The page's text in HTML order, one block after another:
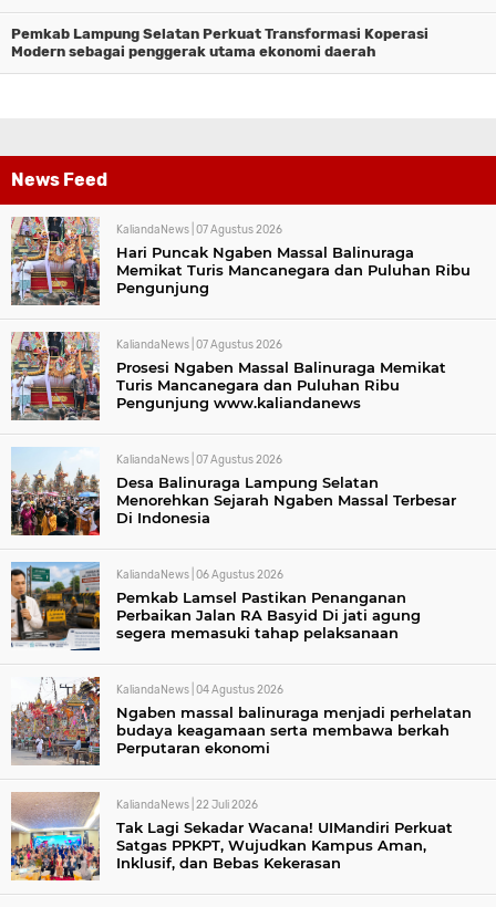
Pemkab Lampung Selatan Perkuat Transformasi Koperasi
Modern sebagai penggerak utama ekonomi daerah
News Feed
KaliandaNews | 07 Agustus 2026
Hari Puncak Ngaben Massal Balinuraga
Memikat Turis Mancanegara dan Puluhan Ribu
Pengunjung
KaliandaNews | 07 Agustus 2026
Prosesi Ngaben Massal Balinuraga Memikat
Turis Mancanegara dan Puluhan Ribu
Pengunjung www.kaliandanews
KaliandaNews | 07 Agustus 2026
Desa Balinuraga Lampung Selatan
Menorehkan Sejarah Ngaben Massal Terbesar
Di Indonesia
KaliandaNews | 06 Agustus 2026
Pemkab Lamsel Pastikan Penanganan
Perbaikan Jalan RA Basyid Di jati agung
segera memasuki tahap pelaksanaan
KaliandaNews | 04 Agustus 2026
Ngaben massal balinuraga menjadi perhelatan
budaya keagamaan serta membawa berkah
Perputaran ekonomi
KaliandaNews | 22 Juli 2026
Tak Lagi Sekadar Wacana! UIMandiri Perkuat
Satgas PPKPT, Wujudkan Kampus Aman,
Inklusif, dan Bebas Kekerasan